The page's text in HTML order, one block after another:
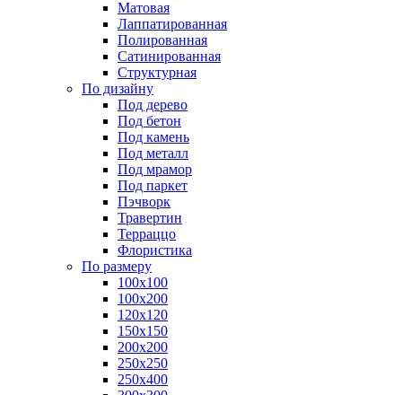
Матовая
Лаппатированная
Полированная
Сатинированная
Структурная
По дизайну
Под дерево
Под бетон
Под камень
Под металл
Под мрамор
Под паркет
Пэчворк
Травертин
Терраццо
Флористика
По размеру
100х100
100х200
120х120
150х150
200х200
250х250
250х400